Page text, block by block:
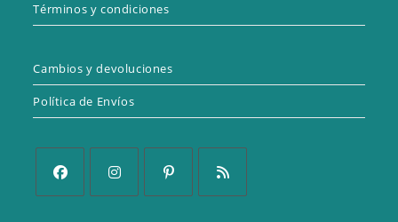
Términos y condiciones
Cambios y devoluciones
Política de Envíos